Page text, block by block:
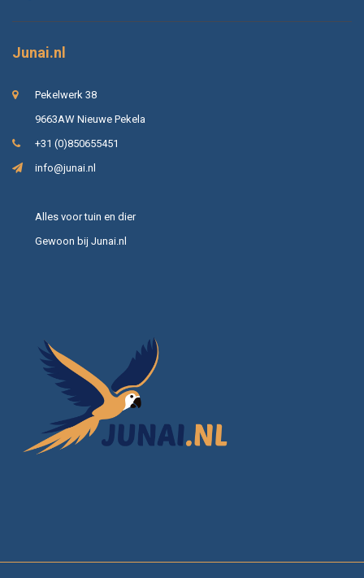
Junai.nl
Pekelwerk 38
9663AW Nieuwe Pekela
+31 (0)850655451
info@junai.nl
Alles voor tuin en dier
Gewoon bij Junai.nl